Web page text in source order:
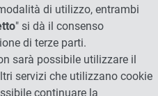
di utilizzo, entrambi
" si dà il consenso
di terze parti.
sarà possibile utilizzare il
servizi che utilizzano cookie
continuare la